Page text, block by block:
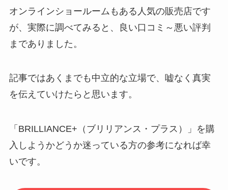
オンラインショールームもある人気の販売店です
が、実際に調べてみると、良い口コミ～悪い評判
までありました。
記事ではあくまでも中立的な立場で、嘘なく真実
を伝えていけたらと思います。
「BRILLIANCE+（ブリリアンス・プラス）」を購
入しようかどうか迷っている方の参考になれば幸
いです。